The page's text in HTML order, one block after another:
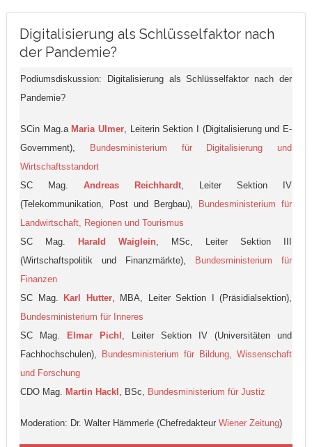
Digitalisierung als Schlüsselfaktor nach
der Pandemie?
Podiumsdiskussion: Digitalisierung als Schlüsselfaktor nach der
Pandemie?
SCin Mag.a Maria Ulmer, Leiterin Sektion I (Digitalisierung und E-
Government),
Bundesministerium für Digitalisierung und
Wirtschaftsstandort
SC Mag. Andreas Reichhardt, Leiter Sektion IV
(Telekommunikation, Post und Bergbau),
Bundesministerium für
Landwirtschaft, Regionen und Tourismus
SC Mag.
Harald Waiglein, MSc, Leiter Sektion III
(Wirtschaftspolitik und Finanzmärkte),
Bundesministerium für
Finanzen
SC Mag.
Karl Hutter, MBA, Leiter Sektion I (Präsidialsektion),
Bundesministerium für Inneres
SC Mag.
Elmar Pichl , Leiter Sektion IV (Universitäten und
Fachhochschulen),
Bundesministerium für Bildung, Wissenschaft
und Forschung
CDO Mag. Martin Hackl , BSc, Bundesministerium für Justiz
Moderation: Dr. Walter Hämmerle (Chefredakteur Wiener Zeitung)